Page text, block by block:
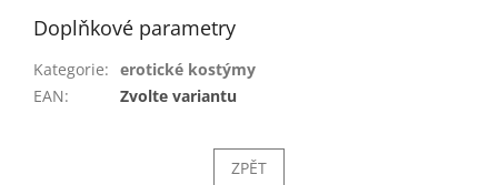
Doplňkové parametry
Kategorie: erotické kostýmy
EAN: Zvolte variantu
ZPĚT